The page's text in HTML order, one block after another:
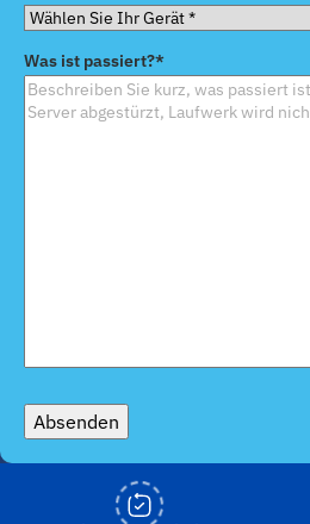
Wählen
Ihr
Gerät*
Was ist passiert?*
Absenden